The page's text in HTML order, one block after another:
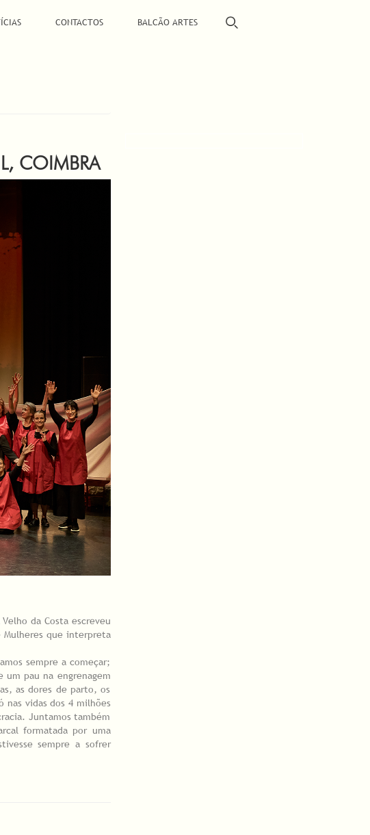
CONTACTOS BALCÃO ARTES
COIMBRA
da Costa escreveu
que interpreta
sempre a começar;
pau na engrenagem
as dores de parto, os
nas vidas dos 4 milhões
Juntamos também
formatada por uma
sempre a sofrer